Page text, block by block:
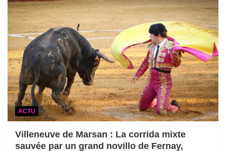
ACTU
Villeneuve de Marsan : La corrida mixte
sauvée par un grand novillo de Fernay,